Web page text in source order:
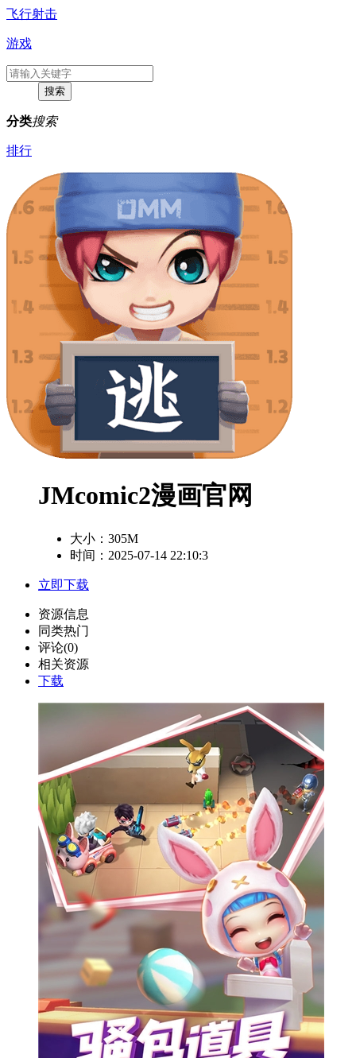
飞行射击
游戏
分类搜索
排行
JMcomic2漫画官网
大小： 305M
时间：2025-07-14 22:10:3
立即下载
资源信息
同类热门
评论(0)
相关资源
下载